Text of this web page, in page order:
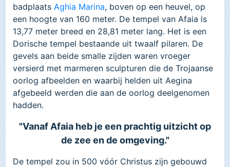
badplaats Aghia Marina, boven op een heuvel, op
een hoogte van 160 meter. De tempel van Afaia is
13,77 meter breed en 28,81 meter lang. Het is een
Dorische tempel bestaande uit twaalf pilaren. De
gevels aan beide smalle zijden waren vroeger
versierd met marmeren sculpturen die de Trojaanse
oorlog afbeelden en waarbij helden uit Aegina
afgebeeld werden die aan de oorlog deelgenomen
hadden.
"Vanaf Afaia heb je een prachtig uitzicht op
de zee en de omgeving."
De tempel zou in 500 vóór Christus zijn gebouwd